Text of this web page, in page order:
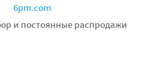
6pm.com
и постоянные распродажи